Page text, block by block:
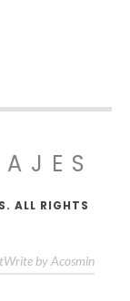
ALL RIGHTS
by Acosmin